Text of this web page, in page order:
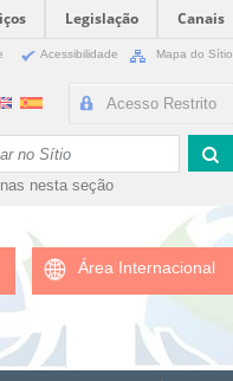
Legislação
Canais
Acessibilidade Mapa do Sítio
Acesso Restrito
nesta seção
Área Internacional